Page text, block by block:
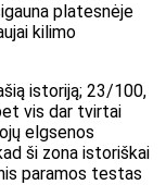
platesnėje
kilimo
istoriją; 23/100,
vis dar tvirtai
elgsenos
ši zona istoriškai
paramos testas